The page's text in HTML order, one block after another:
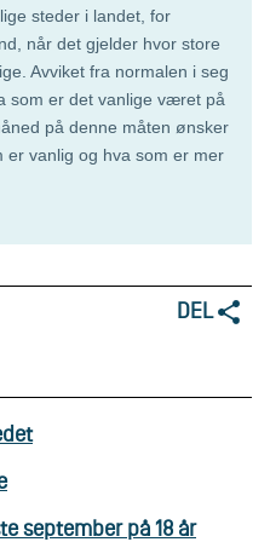
steder i landet, for
når det gjelder hvor store
Avviket fra normalen i seg
som er det vanlige været på
på denne måten ønsker
er vanlig og hva som er mer
DEL
september på 18 år